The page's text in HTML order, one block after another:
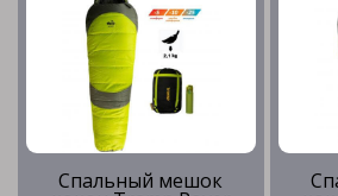
Спальный мешок